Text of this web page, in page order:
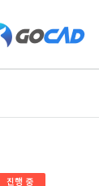
진행 중